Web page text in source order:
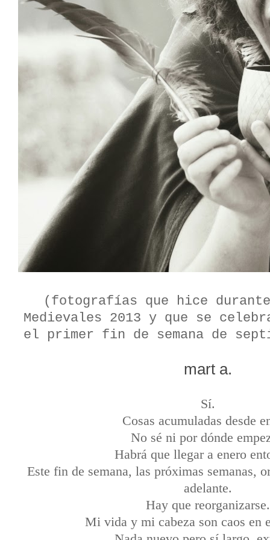
(fotografías que hice
Medievales 2013 y que se
el primer fin de semana de
mart a.
Sí.
Cosas acumuladas desde
No sé ni por dónde
Habráque llegar a enero
Este fin de semana, las próximas semanas,
adelante.
Hay que reorganizarse.
Mi vida y mi cabeza son caos en